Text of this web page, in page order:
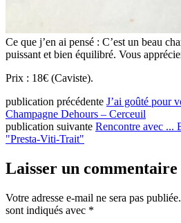
Ce que j’en ai pensé : C’est un beau
puissant et bien équilibré. Vous
Prix : 18€ (Caviste).
publication précédente J’ai goûté pour
Champagne Dehours – Cerceuil
publication suivante Rencontre avec ...
"Presta-Viti-Trait"
Laisser un commentaire
Votre adresse e-mail ne sera pas publiée.
sont indiqués avec *